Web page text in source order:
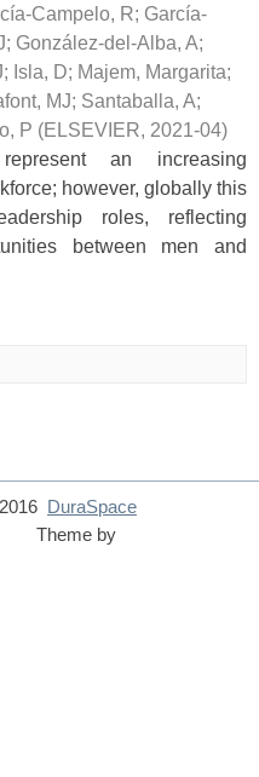
Campelo, R; García-
; González-del-Alba, A;
; Isla, D; Majem, Margarita;
MJ; Santaballa, A;
P (ELSEVIER, 2021-04)
an increasing
however, globally this
roles, reflecting
between men and
DuraSpace
Theme by